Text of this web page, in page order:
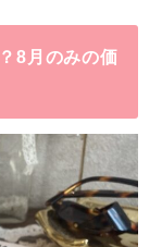
8月のみの価